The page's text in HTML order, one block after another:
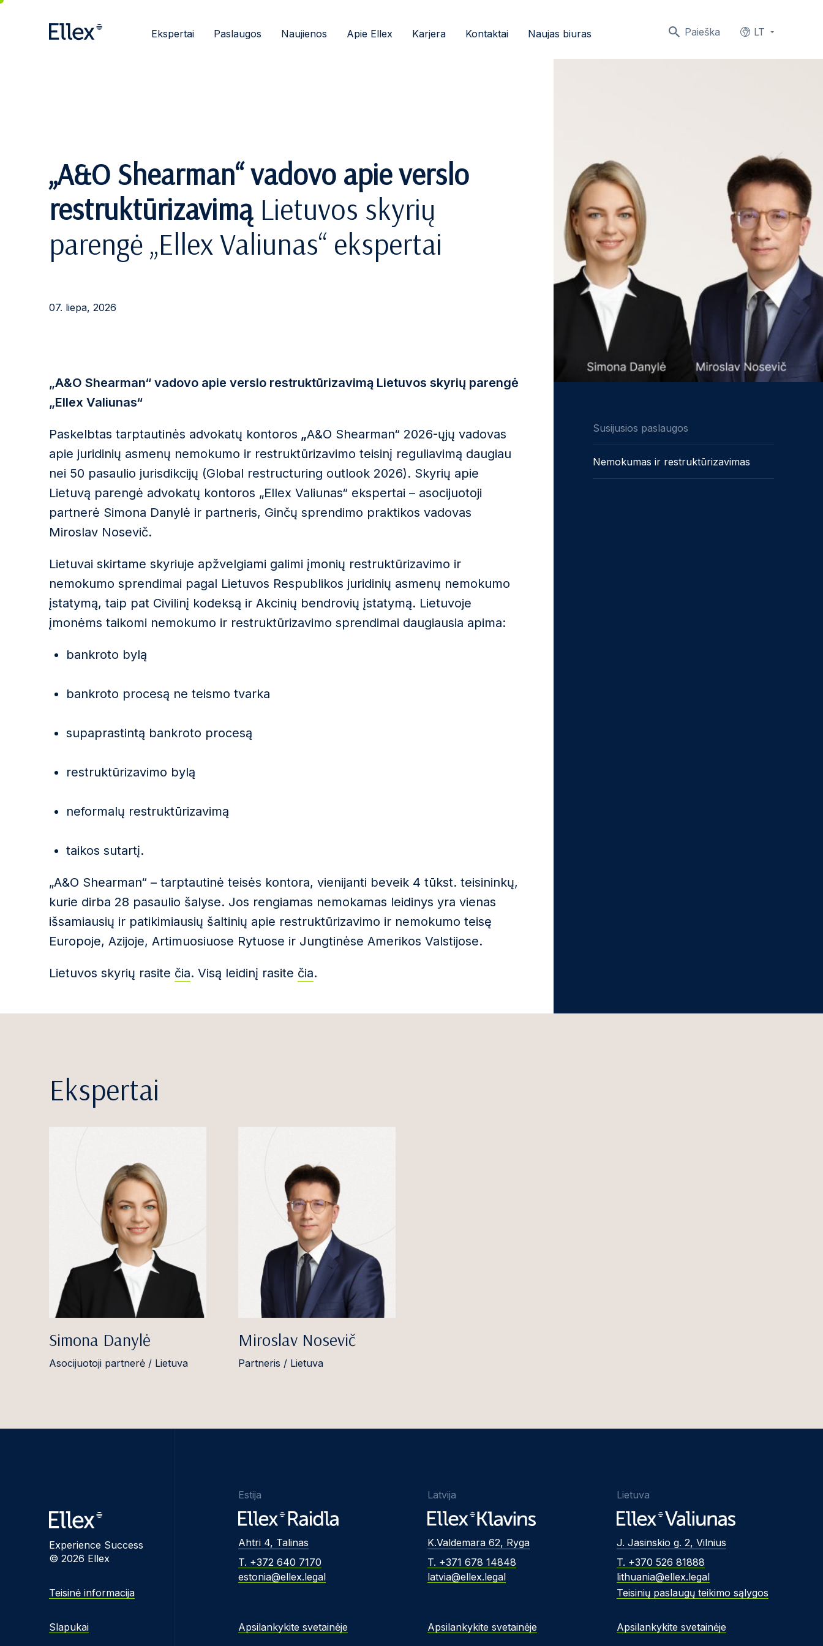
Paieška LT
Ekspertai Paslaugos Naujienos Apie Ellex Karjera Kontaktai Naujas biuras
„A&O Shearman“ vadovo apie verslo
restruktūrizavimąLietuvos skyrių
parengė „Ellex Valiunas“ ekspertai
07. liepa, 2026
„A&O Shearman“ vadovo apie verslo restruktūrizavimą Lietuvos skyrių parengė
„Ellex Valiunas“
Paskelbtas tarptautinės advokatų kontoros „A&O Shearman“ 2026-ųjų vadovas
apie juridinių asmenų nemokumo ir restruktūrizavimo teisinį reguliavimą daugiau
nei 50 pasaulio jurisdikcijų (Global restructuring outlook 2026). Skyrių apie
Lietuvą parengė advokatų kontoros „Ellex Valiunas“ ekspertai – asocijuotoji
partnerė Simona Danylė ir partneris, Ginčų sprendimo praktikos vadovas
Miroslav Nosevič.
Lietuvai skirtame skyriuje apžvelgiami galimi įmonių restruktūrizavimo ir
nemokumo sprendimai pagal Lietuvos Respublikos juridinių asmenų nemokumo
įstatymą, taip pat Civilinį kodeksą ir Akcinių bendrovių įstatymą. Lietuvoje
įmonėms taikomi nemokumo ir restruktūrizavimo sprendimai daugiausia apima:
bankroto bylą
bankroto procesą ne teismo tvarka
supaprastintą bankroto procesą
restruktūrizavimo bylą
neformalų restruktūrizavimą
taikos sutartį.
„A&O Shearman“ – tarptautinė teisės kontora, vienijanti beveik 4 tūkst. teisininkų,
kurie dirba 28 pasaulio šalyse. Jos rengiamas nemokamas leidinys yra vienas
išsamiausių ir patikimiausių šaltinių apie restruktūrizavimo ir nemokumo teisę
Europoje, Azijoje, Artimuosiuose Rytuose ir Jungtinėse Amerikos Valstijose.
Lietuvos skyrių rasite čia. Visą leidinį rasite čia.
Susijusios paslaugos
Nemokumas ir restruktūrizavimas
Ekspertai
Simona Danylė
Asocijuotoji partnerė / Lietuva
Miroslav Nosevič
Partneris / Lietuva
Experience Success
© 2026 Ellex
Teisinė informacija
Slapukai
Estija
Ahtri 4, Talinas
T. +372 640 7170
estonia@ellex.legal
Apsilankykite svetainėje
Latvija
K.Valdemara 62, Ryga
T. +371 678 14848
latvia@ellex.legal
Apsilankykite svetainėje
Lietuva
J. Jasinskio g. 2, Vilnius
T. +370 526 81888
lithuania@ellex.legal
Teisinių paslaugų teikimo sąlygos
Apsilankykite svetainėje